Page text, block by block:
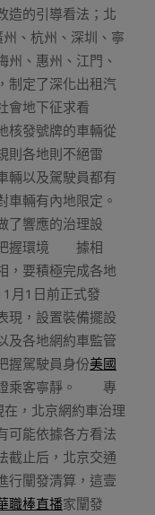
造的引導看法；北
、杭州、深圳、寧
州、惠州、江門、
制定了深化出租汽
會地下征求看
發號牌的車輛從
則各地則不絕雷
輛以及駕駛員都有
車輛有內地限定。
了響應的治理設
握環境 據相
，要積極完成各地
月1日前正式發
，設置裝備擺設
及各地網約車監管
握駕駛員身份美國
證乘客寧靜。 專
北京網約車治理
可能依據各方看法
截止后，北京交通
行闡發清算，這壹
職棒直播家闡發